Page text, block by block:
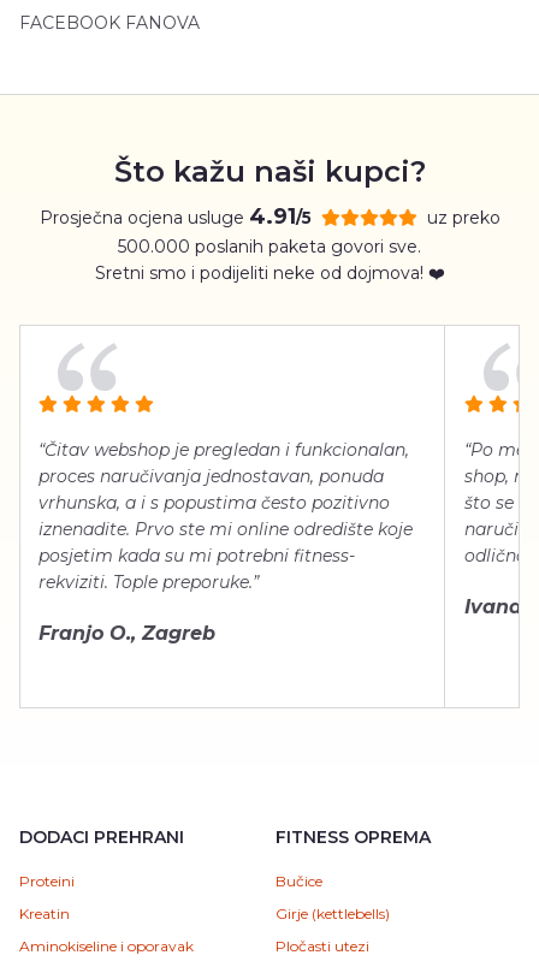
FACEBOOK FANOVA
Što kažu naši kupci?
Prosječna ocjena usluge 4.91/5
uz preko
500.000 poslanih paketa govori sve.
Sretni smo i podijeliti neke od dojmova! ❤️
“Čitav webshop je pregledan i funkcionalan,
proces naručivanja jednostavan, ponuda
vrhunska, a i s popustima često pozitivno
iznenadite. Prvo ste mi online odredište koje
posjetim kada su mi potrebni fitness-
rekviziti. Tople preporuke.”
Franjo O., Zagreb
“Po
shop,
što se
naručiti,
odlično
Ivana
DODACI PREHRANI
Proteini
Kreatin
Aminokiseline i oporavak
FITNESS OPREMA
Bučice
Girje (kettlebells)
Pločasti utezi